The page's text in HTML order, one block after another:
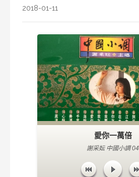
2018-01-11
愛你一萬倍
謝采妘 中國小調 04